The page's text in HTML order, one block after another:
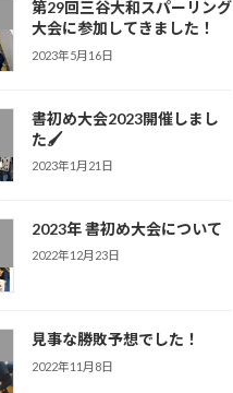
第29回三谷大和スパーリング
大会に参加してきました！
2023年5月16日
書初め大会2023開催しまし
た🖌
2023年1月21日
2023年 書初め大会について
2022年12月23日
見事な勝敗予想でした！
2022年11月8日